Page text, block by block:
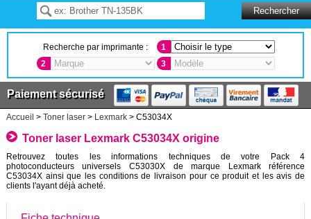
Recherche par imprimante :
1
2
3
Paiement sécurisé
Accueil > Toner laser> Lexmark> C53034X
Toner laser Lexmark C53034X origine
Retrouvez toutes les informations techniques de votre Pack 4
photoconducteurs universels C53030X de marque Lexmark référence
C53034X ainsi que les conditions de livraison pour ce produit et les avis de
clients l'ayant déjà acheté.